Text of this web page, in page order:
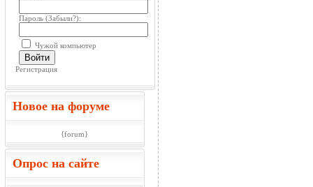
Пароль (Забыли?):
Чужой компьютер
Войти
Регистрация
Новое на форуме
{forum}
Опрос на сайте